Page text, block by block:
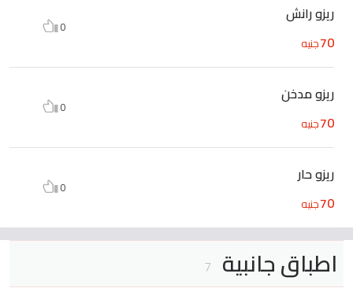
ريزو رانش
70جنيه
0
ريزو مدخن
70جنيه
0
ريزو حار
70جنيه
0
اطباق جانبية 7